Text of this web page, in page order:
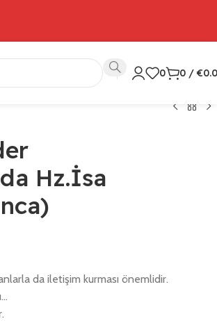
0 0 / €
Hz.İsa
da iletişim kurması önemlidir.